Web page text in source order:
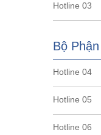
Hotline 03
Bộ
Hotline 04
Hotline 05
Hotline 06